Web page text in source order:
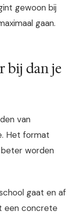
gewoon bij
gaan.
bij dan je
van
Het format
worden
gaat en af
een concrete